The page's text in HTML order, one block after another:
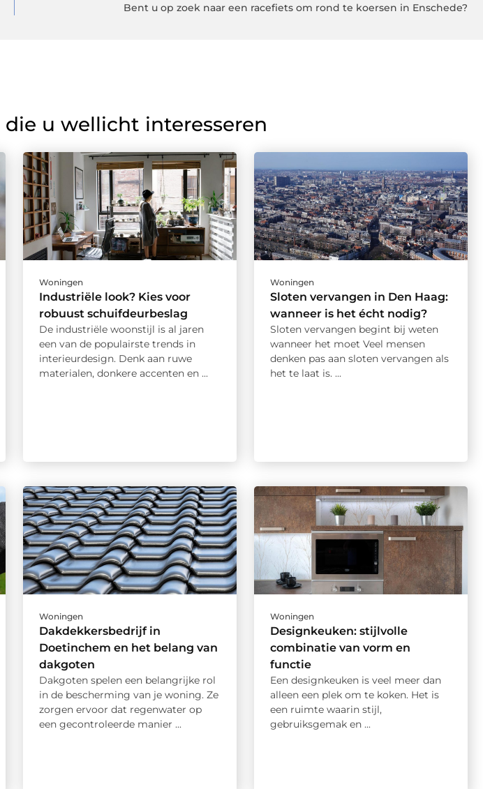
Bent u op zoek naar een racefiets om rond te koersen in Enschede?
die u wellicht interesseren
Woningen
Industriële look? Kies voor
robuust schuifdeurbeslag
De industriële woonstijl is al jaren
een van de populairste trends in
interieurdesign. Denk aan ruwe
materialen, donkere accenten en ...
Woningen
Sloten vervangen in Den Haag:
wanneer is het écht nodig?
Sloten vervangen begint bij weten
wanneer het moet Veel mensen
denken pas aan sloten vervangen als
het te laat is. ...
Woningen
Dakdekkersbedrijf in
Doetinchem en het belang van
dakgoten
Dakgoten spelen een belangrijke rol
in de bescherming van je woning. Ze
zorgen ervoor dat regenwater op
een gecontroleerde manier ...
Woningen
Designkeuken: stijlvolle
combinatie van vorm en
functie
Een designkeuken is veel meer dan
alleen een plek om te koken. Het is
een ruimte waarin stijl,
gebruiksgemak en ...